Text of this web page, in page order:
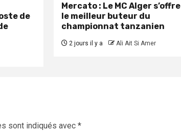
de
Mercato : Le MC Alger s’offre
le meilleur buteur du
championnat tanzanien
2 jours il y a Ali Ait Si Amer
sont indiqués avec *